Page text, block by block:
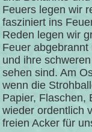
Feuers legen wir
fasziniert ins
Reden legen wir
Feuer
und ihre
sehen sind. Am
wenn die
Papier, Flaschen,
wieder ordentlich
freien Acker für